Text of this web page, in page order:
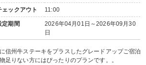
ェックアウト 11:00
定期間
2026年04月01日～2026年09月30
日
信州牛ステーキをプラスしたグレードアップご宿泊
足りない方にはぴったりのプランです。。